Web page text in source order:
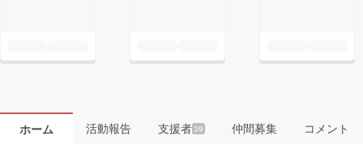
ホーム 活動報告 支援者39 仲間募集 コメント